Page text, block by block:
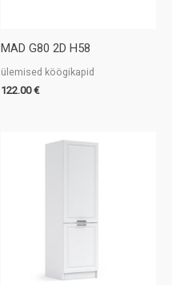
MAD G80 2D H58
ülemised köögikapid
122.00€